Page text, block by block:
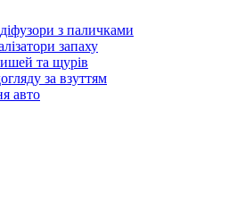
з паличками
запаху
та щурів
за взуттям
авто